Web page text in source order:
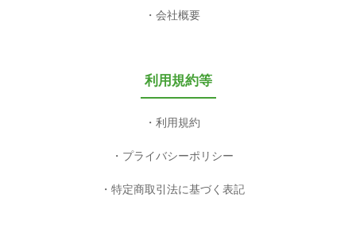
会社概要
利用規約等
利用規約
プライバシーポリシー
特定商取引法に基づく表記